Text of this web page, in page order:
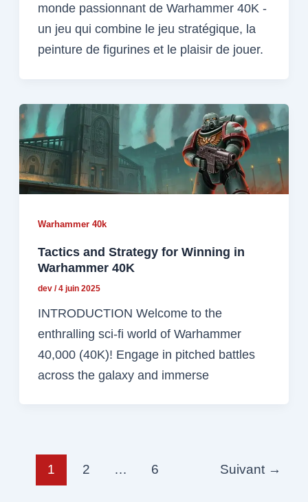
monde passionnant de Warhammer 40K -
un jeu qui combine le jeu stratégique, la
peinture de figurines et le plaisir de jouer.
Warhammer 40k
Tactics and Strategy for Winning in
Warhammer 40K
dev/4 juin 2025
INTRODUCTION Welcome to the
enthralling sci-fi world of Warhammer
40,000 (40K)! Engage in pitched battles
across the galaxy and immerse
1 2 … 6 Suivant →